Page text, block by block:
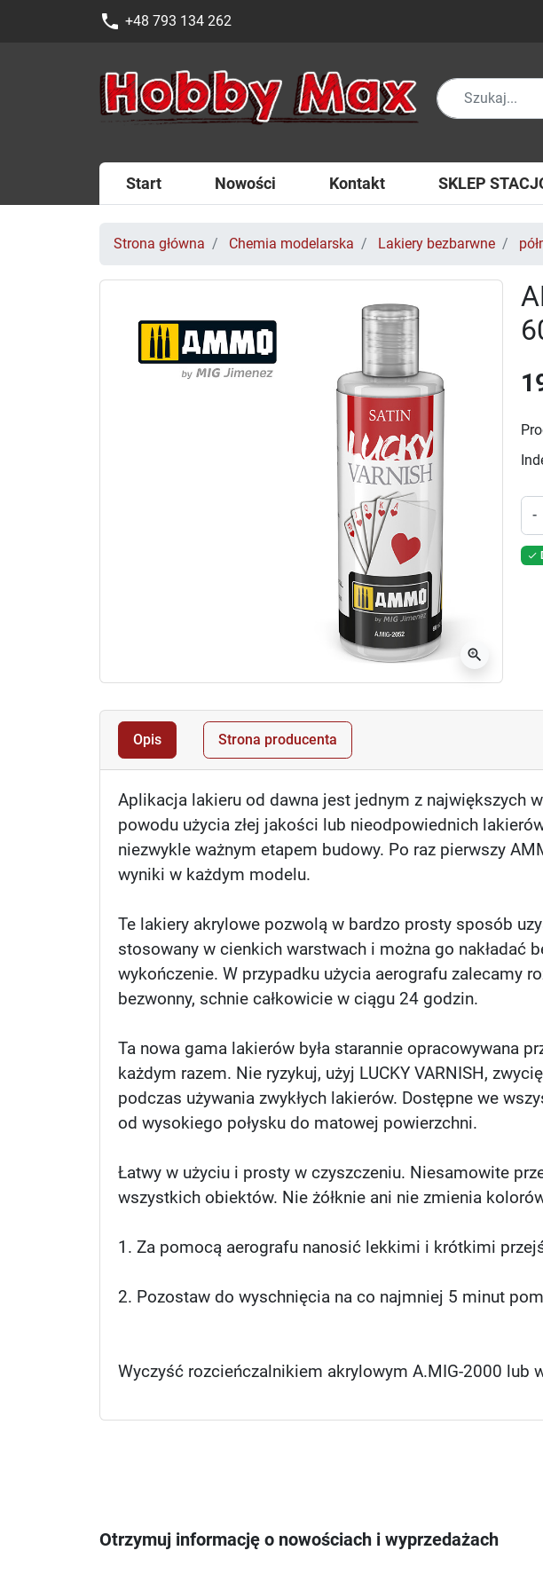
phone +48 793 134 262
Start Nowości Kontakt SKLEP
Strona główna Chemia modelarska Lakiery bezbarwne
zoom_in
-

Opis Strona producenta
Aplikacja lakieru od dawna jest jednym z największych
powodu użycia złej jakości lub nieodpowiednich
niezwykle ważnym etapem budowy. Po raz pierwszy
wyniki w każdym modelu.
Te lakiery akrylowe pozwolą w bardzo prosty sposób
stosowany w cienkich warstwach i można go nakładać
wykończenie. W przypadku użycia aerografu zalecamy
bezwonny, schnie całkowicie w ciągu 24 godzin.
Ta nowa gama lakierów była starannie opracowywana
każdym razem. Nie ryzykuj, użyj LUCKY VARNISH,
podczas używania zwykłych lakierów. Dostępne we
od wysokiego połysku do matowej powierzchni.
Łatwy w użyciu i prosty w czyszczeniu. Niesamowite
wszystkich obiektów. Nie żółknie ani nie zmienia
1. Za pomocą aerografu nanosić lekkimi i krótkimi
2. Pozostaw do wyschnięcia na co najmniej 5 minut
Wyczyść rozcieńczalnikiem akrylowym A.MIG-2000 lub
Otrzymuj informację o nowościach i wyprzedażach